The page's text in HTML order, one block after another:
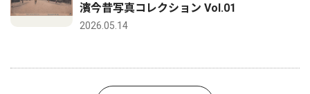
濱今昔写真コレクション Vol.01
2026.05.14